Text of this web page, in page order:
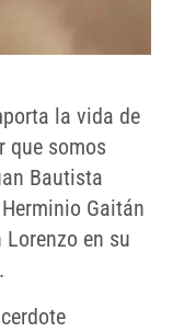
la vida de
que somos
Bautista
Gaitán
Lorenzo en su